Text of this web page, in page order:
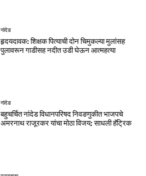
नांदेड
हृदयदावक: शिक्षक पित्याची दोन चिमुकल्या मुलांसह
पुलावरून गाडीसह नदीत उडी घेऊन आत्महत्या
नांदेड
बहुचर्चित नांदेड विधानपरिषद निवडणुकीत भाजपचे
अमरनाथ राजूरकर यांचा मोठा विजय; साधली हॅट्रिक